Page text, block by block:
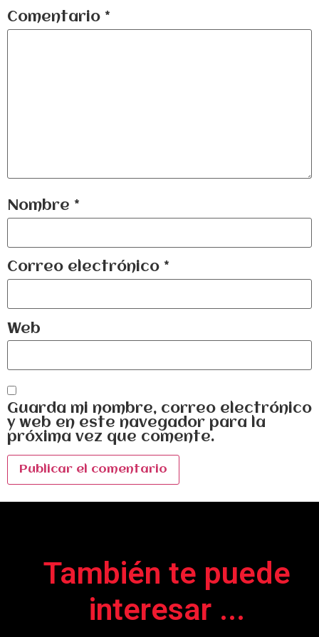
Comentario *
Nombre *
Correo electrónico *
Web
Guarda mi nombre, correo electrónico
y web en este navegador para la
próxima vez que comente.
También te puede
interesar ...